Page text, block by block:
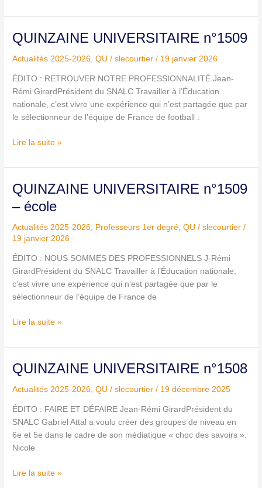
QUINZAINE UNIVERSITAIRE n°1509
Actualités 2025-2026,QU /slecourtier/ 19 janvier 2026
ÉDITO : RETROUVER NOTRE PROFESSIONNALITÉ Jean-
Rémi GirardPrésident du SNALC Travailler à l’Éducation
nationale, c’est vivre une expérience qui n’est partagée que par
le sélectionneur de l’équipe de France de football :
QUINZAINE
UNIVERSITAIRE
n°1509
Lire la suite »
QUINZAINE UNIVERSITAIRE n°1509
– école
Actualités 2025-2026, Professeurs 1er degré,QU /slecourtier/
19 janvier 2026
ÉDITO : NOUS SOMMES DES PROFESSIONNELS J-Rémi
GirardPrésident du SNALC Travailler à l’Éducation nationale,
c’est vivre une expérience qui n’est partagée que par le
sélectionneur de l’équipe de France de
QUINZAINE
UNIVERSITAIRE
n°1509
–
école
Lire la suite »
QUINZAINE UNIVERSITAIRE n°1508
Actualités 2025-2026,QU /slecourtier/ 19 décembre 2025
ÉDITO : FAIRE ET DÉFAIRE Jean-Rémi GirardPrésident du
SNALC Gabriel Attal a voulu créer des groupes de niveau en
6e et 5e dans le cadre de son médiatique « choc des savoirs ».
Nicole
QUINZAINE
UNIVERSITAIRE
n°1508
Lire la suite »